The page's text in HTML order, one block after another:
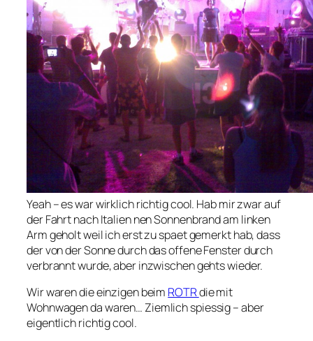
Yeah – es war wirklich richtig cool. Hab mir zwar auf
der Fahrt nach Italien nen Sonnenbrand am linken
Arm geholt weil ich erst zu spaet gemerkt hab, dass
der von der Sonne durch das offene Fenster durch
verbrannt wurde, aber inzwischen gehts wieder.
Wir waren die einzigen beim ROTRdie mit
Wohnwagen da waren… Ziemlich spiessig – aber
eigentlich richtig cool.